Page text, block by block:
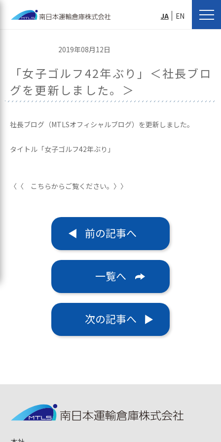
JA EN
2019年08月12日
「女子ゴルフ42年ぶり」＜社長ブロ
グを更新しました。＞
社長ブログ（MTLSオフィシャルブログ）を更新しました。
タイトル「女子ゴルフ42年ぶり」
〈〈 こちらからご覧ください。〉〉
前の記事へ
一覧へ
次の記事へ